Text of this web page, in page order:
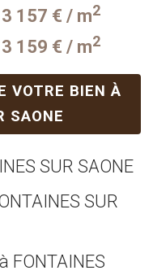
3 157 € / m2
3 159 € / m2
VOTRE BIEN À
SAONE
SUR SAONE
SUR
FONTAINES